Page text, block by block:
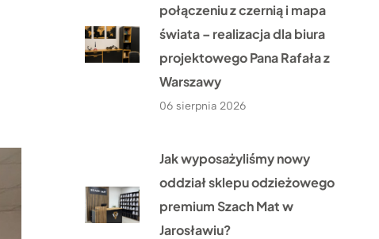
połączeniu z czernią i mapa
świata – realizacja dla biura
projektowego Pana Rafała z
Warszawy
06 sierpnia 2026
Jak wyposażyliśmy nowy
oddział sklepu odzieżowego
premium Szach Mat w
Jarosławiu?